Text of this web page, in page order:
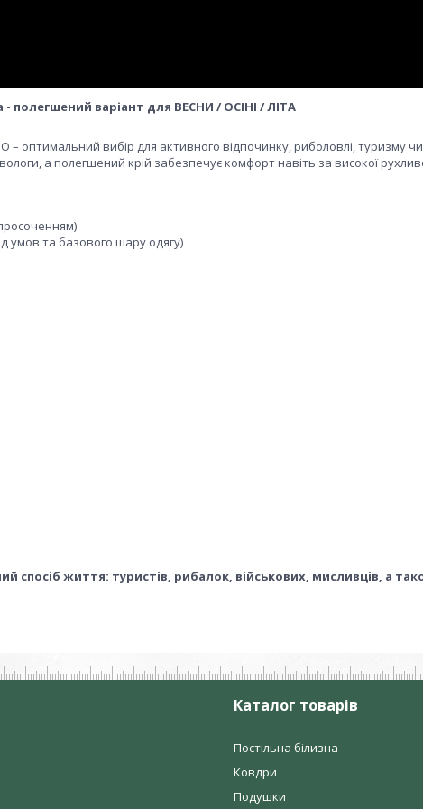
варіант для ВЕСНИ / ОСІНІ / ЛІТА
оптимальний вибір для активного відпочинку, риболовлі, туризму чи
а полегшений крій забезпечує комфорт навіть за високої
умов та базового шару одягу)
спосіб життя: туристів, рибалок, військових, мисливців, а
Каталог товарів
Постільна білизна
Ковдри
Подушки